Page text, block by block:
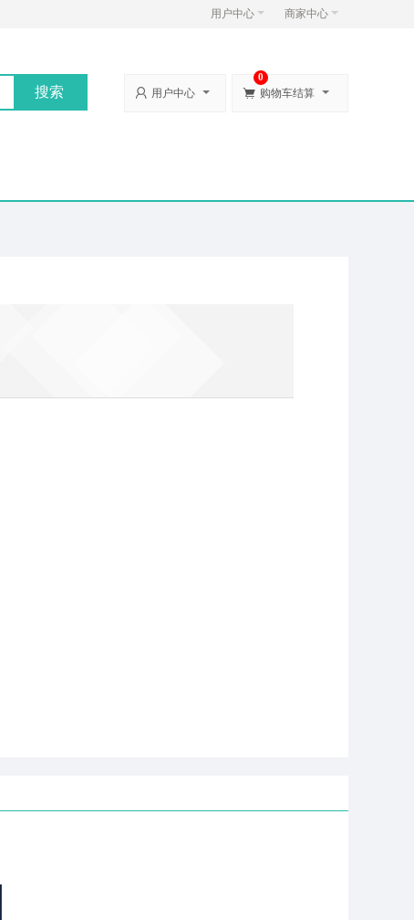
用户中心 商家中心
 用户中心  购物车结算
0